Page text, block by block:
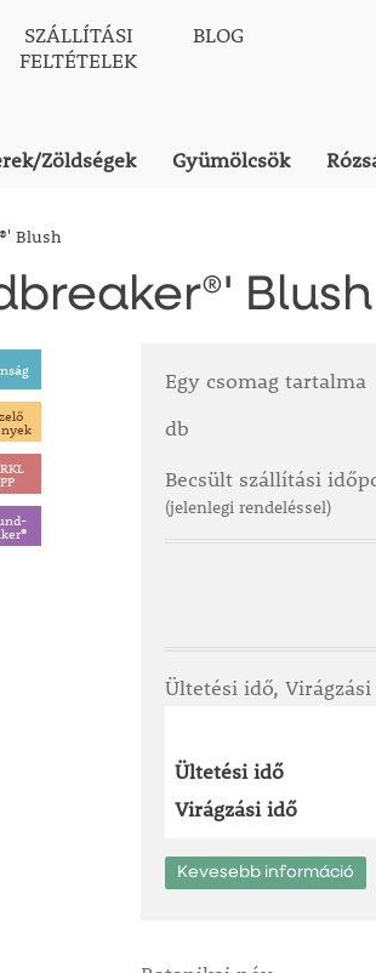
SZÁLLÍTÁSI
FELTÉTELEK
BLOG
Zöldségek Gyümölcsök
Blush
Blush
Egy csomag tartalma
db
Becsült szállítási
(jelenlegi rendeléssel)
Ültetési idő,
Ültetési idő
Virágzási idő
Kevesebb információ